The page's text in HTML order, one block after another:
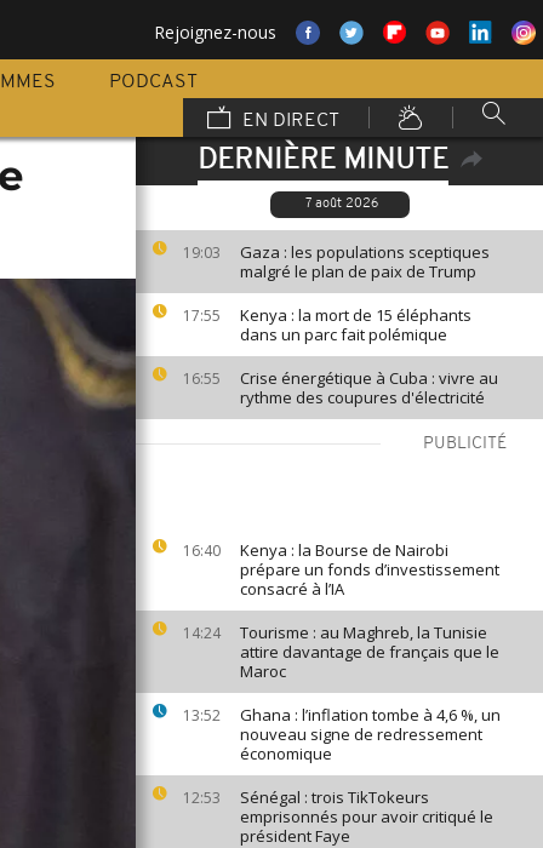
Rejoignez-nous
PODCAST
EN DIRECT
DERNIÈRE MINUTE
7 août 2026
19:03
Gaza : les populations sceptiques
malgré le plan de paix de Trump
17:55
Kenya : la mort de 15 éléphants
dans un parc fait polémique
16:55
Crise énergétique à Cuba : vivre au
rythme des coupures d'électricité
PUBLICITÉ
16:40
Kenya : la Bourse de Nairobi
prépare un fonds d’investissement
consacré à l’IA
14:24
Tourisme : au Maghreb, la Tunisie
attire davantage de français que le
Maroc
13:52
Ghana : l’inflation tombe à 4,6 %, un
nouveau signe de redressement
économique
12:53
Sénégal : trois TikTokeurs
emprisonnés pour avoir critiqué le
président Faye